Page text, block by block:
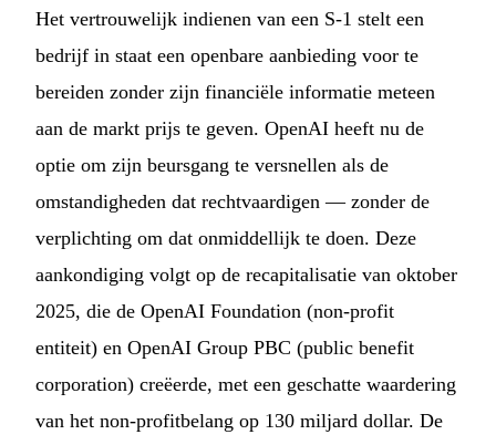
Het vertrouwelijk indienen van een S-1 stelt een
bedrijf in staat een openbare aanbieding voor te
bereiden zonder zijn financiële informatie meteen
aan de markt prijs te geven. OpenAI heeft nu de
optie om zijn beursgang te versnellen als de
omstandigheden dat rechtvaardigen — zonder de
verplichting om dat onmiddellijk te doen. Deze
aankondiging volgt op de recapitalisatie van oktober
2025, die de OpenAI Foundation (non-profit
entiteit) en OpenAI Group PBC (public benefit
corporation) creëerde, met een geschatte waardering
van het non-profitbelang op 130 miljard dollar. De